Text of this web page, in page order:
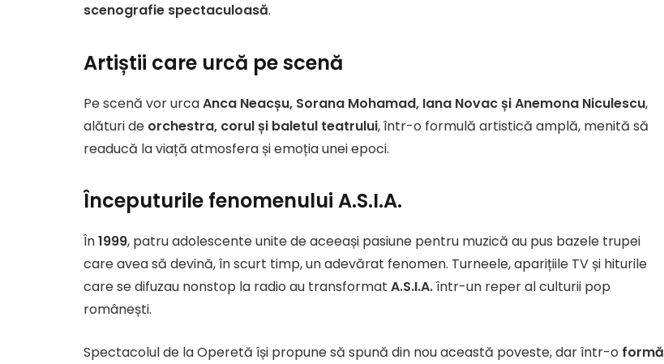
scenografie spectaculoasă.
Artiștii care urcă pe scenă
Pe scenă vor urcaAnca Neacșu, Sorana Mohamad, Iana Novac și Anemona Niculescu,
alături de orchestra, corul și baletul teatrului, într-o formulă artistică amplă, menită să
readucă la viață atmosfera și emoția unei epoci.
Începuturile fenomenului A.S.I.A.
În1999, patru adolescente unite de aceeași pasiune pentru muzică au pus bazele trupei
care avea să devină, în scurt timp, un adevărat fenomen. Turneele, aparițiile TV și hiturile
care se difuzau nonstop la radio au transformat A.S.I.A.într-un reper al culturii pop
românești.
Spectacolul de la Operetă își propune să spună din nou această poveste, dar într-o formă